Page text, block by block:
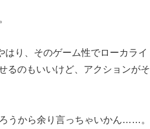
はり、そのゲーム性でローカライ
るのもいいけど、アクションがそ
うから余り言っちゃいかん……。